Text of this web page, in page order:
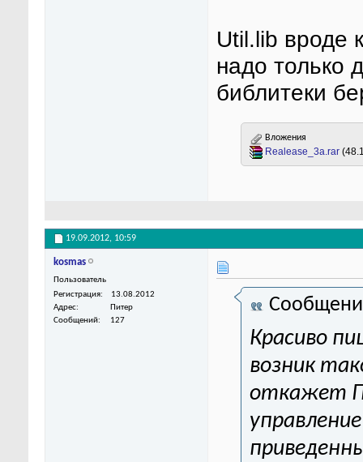
Util.lib вроде
надо только
библитеки
Вложения
Realease_3a.rar
19.09.2012, 10:59
kosmas
Пользователь
Регистрация
13.08.2012
Адрес
Питер
Сообщений
127
Красиво
возник
откажет